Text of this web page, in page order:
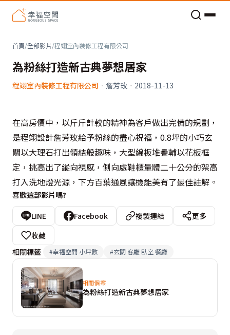
首頁/全部影片/程翊室內裝修工程有限公司
為粉絲打造新古典夢想居家
程翊室內裝修工程有限公司 · 詹芳玫 · 2018-11-13
在高房價中，以斤斤計較的精神為客戶做出完備的規劃，
是程翊設計詹芳玫給予粉絲的盡心祝福，0.8坪的小巧玄
關以大理石打出領結般趣味，大型線板堆疊輔以花板框
定，挑高出了縱向視感，側向處鞋櫃量體二十公分的架高
打入洗地燈光源，下方百葉通風讓機能美有了最佳註解。
喜歡這部影片嗎?
LINE Facebook 複製連結
更多
收藏
相關標籤
#幸福空間 小坪數 #玄關 客廳 臥室 餐廳
相關個案
為粉絲打造新古典夢想居家